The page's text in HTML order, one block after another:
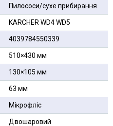
Пилососи/сухе прибирання
KARCHER WD4 WD5
4039784550339
510×430 мм
130×105 мм
63 мм
Мікрофліс
Двошаровий